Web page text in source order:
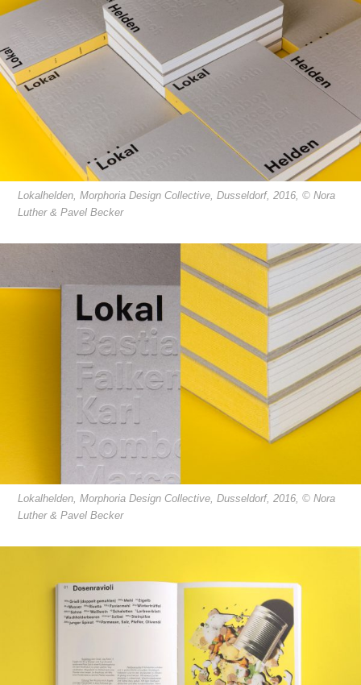
Lokalhelden, Morphoria Design Collective, Dusseldorf, 2016, © Nora
Luther & Pavel Becker
Lokalhelden, Morphoria Design Collective, Dusseldorf, 2016, © Nora
Luther & Pavel Becker